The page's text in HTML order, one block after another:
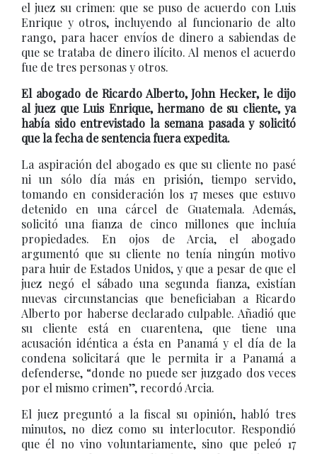
el juez su crimen: que se puso de acuerdo con Luis
Enrique y otros, incluyendo al funcionario de alto
rango, para hacer envíos de dinero a sabiendas de
que se trataba de dinero ilícito. Al menos el acuerdo
fue de tres personas y otros.
El abogado de Ricardo Alberto, John Hecker, le dijo
al juez que Luis Enrique, hermano de su cliente, ya
había sido entrevistado la semana pasada y solicitó
que la fecha de sentencia fuera expedita.
La aspiración del abogado es que su cliente no pasé
ni un sólo día más en prisión, tiempo servido,
tomando en consideración los 17 meses que estuvo
detenido en una cárcel de Guatemala. Además,
solicitó una fianza de cinco millones que incluía
propiedades. En ojos de Arcia, el abogado
argumentó que su cliente no tenía ningún motivo
para huir de Estados Unidos, y que a pesar de que el
juez negó el sábado una segunda fianza, existían
nuevas circunstancias que beneficiaban a Ricardo
Alberto por haberse declarado culpable. Añadió que
su cliente está en cuarentena, que tiene una
acusación idéntica a ésta en Panamá y el día de la
condena solicitará que le permita ir a Panamá a
defenderse, “donde no puede ser juzgado dos veces
por el mismo crimen”, recordó Arcia.
El juez preguntó a la fiscal su opinión, habló tres
minutos, no diez como su interlocutor. Respondió
que él no vino voluntariamente, sino que peleó 17